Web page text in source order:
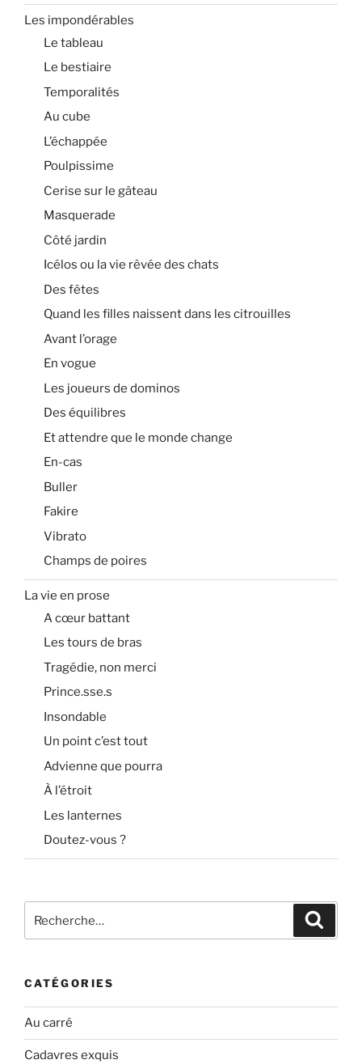
Les impondérables
Le tableau
Le bestiaire
Temporalités
Au cube
L’échappée
Poulpissime
Cerise sur le gâteau
Masquerade
Côté jardin
Icélos ou la vie rêvée des chats
Des fêtes
Quand les filles naissent dans les citrouilles
Avant l’orage
En vogue
Les joueurs de dominos
Des équilibres
Et attendre que le monde change
En-cas
Buller
Fakire
Vibrato
Champs de poires
La vie en prose
A cœur battant
Les tours de bras
Tragédie, non merci
Prince.sse.s
Insondable
Un point c’est tout
Advienne que pourra
À l’étroit
Les lanternes
Doutez-vous ?
pour
CATÉGORIES
Au carré
Cadavres exquis